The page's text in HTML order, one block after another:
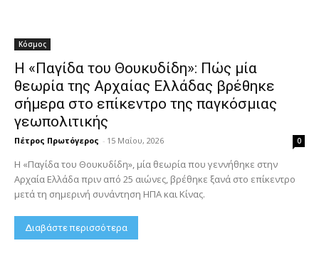
Κόσμος
Η «Παγίδα του Θουκυδίδη»: Πώς μία
θεωρία της Αρχαίας Ελλάδας βρέθηκε
σήμερα στο επίκεντρο της παγκόσμιας
γεωπολιτικής
Πέτρος Πρωτόγερος - 15 Μαΐου, 2026 0
Η «Παγίδα του Θουκυδίδη», μία θεωρία που γεννήθηκε στην
Αρχαία Ελλάδα πριν από 25 αιώνες, βρέθηκε ξανά στο επίκεντρο
μετά τη σημερινή συνάντηση ΗΠΑ και Κίνας.
Διαβάστε περισσότερα